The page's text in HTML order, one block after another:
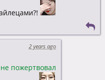
2 years ago
пожертвовал